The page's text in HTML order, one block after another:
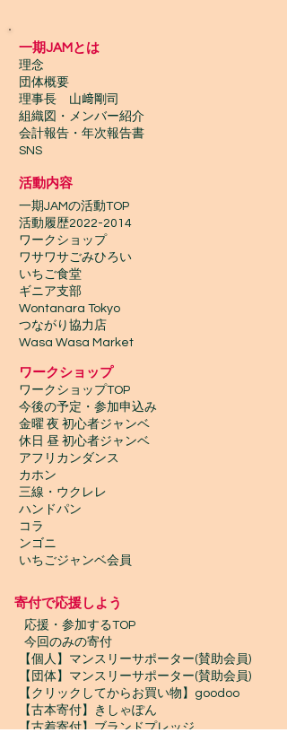
一期JAMとは
理念
団体概要
理事長 山﨑剛司
組織図・メンバー紹介
会計報告​・年次報告書
SNS
活動内容
一期JAMの活動TOP
​活動履歴2022-2014
ワークショップ
ワサワサごみひろい
いちご食堂
ギニア支部
Wontanara Tokyo
​つながり協力店
Wasa Wasa Market​
​ワークショップ
ワークショップTOP
今後の予定・参加申込み
金曜 夜 初心者ジャンベ
休日 昼 初心者ジャンベ
アフリカンダンス
カホン
三線・ウクレレ
ハンドパン
コラ
ンゴニ
いちごジャンベ会員
寄付で応援しよう
応援・参加するTOP
今回のみの寄付
【個人】マンスリーサポーター(賛助会員)
【団体】マンスリーサポーター(賛助会員)
【クリックしてからお買い物】goodoo
【古本寄付】きしゃぽん
【古着寄付】ブランドプレッジ